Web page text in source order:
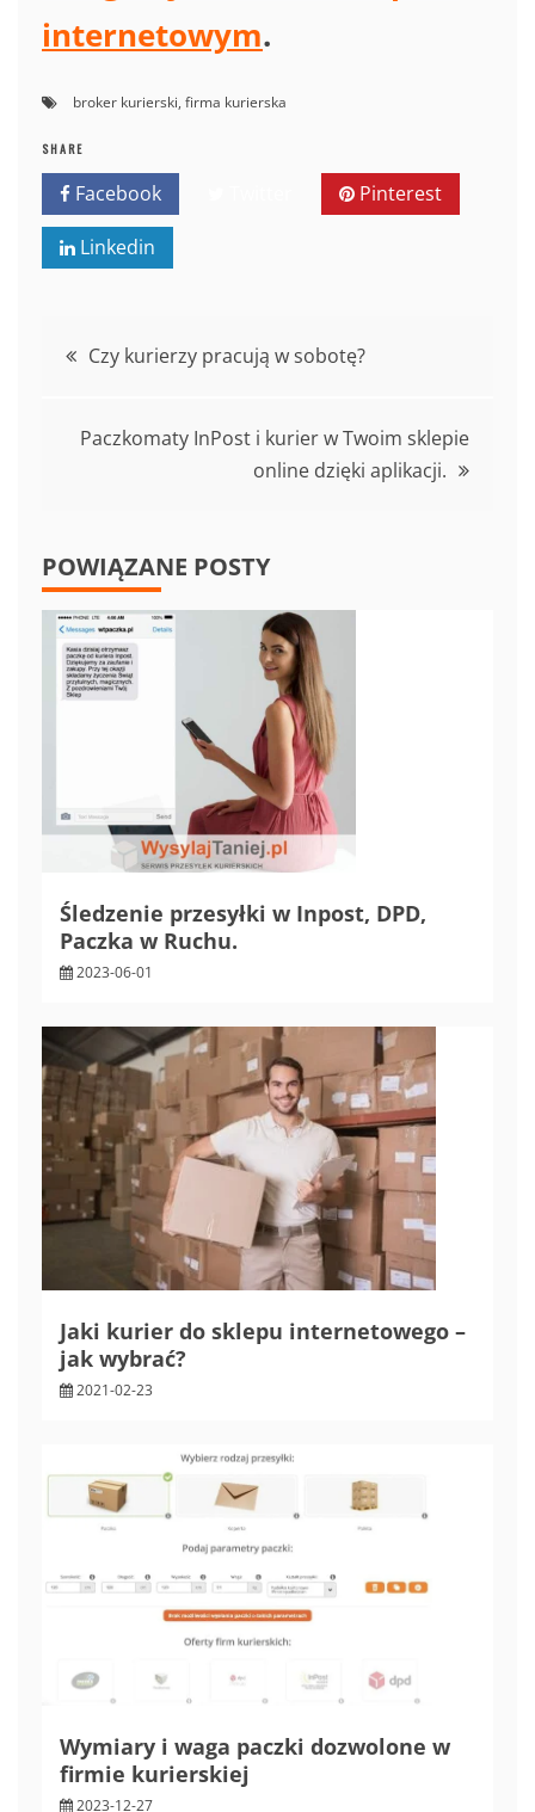
internetowym.
broker kurierski, firma kurierska
SHARE
Facebook Pinterest
Linkedin
Nawigacja
Czy kurierzy pracują w sobotę?
Paczkomaty InPost i kurier w Twoim sklepie
online dzięki aplikacji.
POWIĄZANE POSTY
Śledzenie przesyłki w Inpost, DPD,
Paczka w Ruchu.
2023-06-01
Jaki kurier do sklepu internetowego –
jak wybrać?
2021-02-23
Wymiary i waga paczki dozwolone w
firmie kurierskiej
2023-12-27